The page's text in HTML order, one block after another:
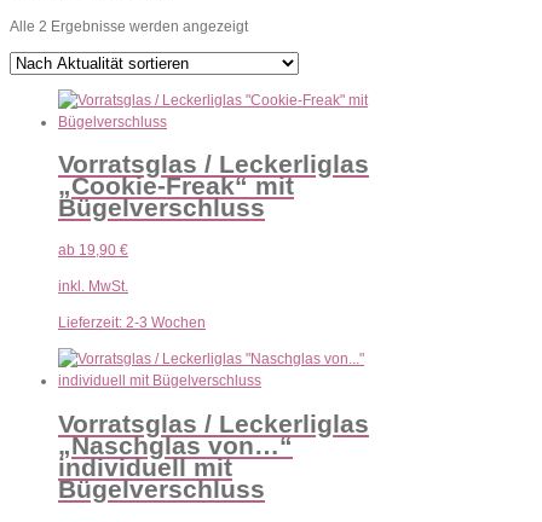
Alle 2 Ergebnisse werden angezeigtNach
sortiert
Vorratsglas / Leckerliglas
„Cookie-Freak“ mit
Bügelverschluss
ab 19,90 €
inkl. MwSt.
Lieferzeit: 2-3 Wochen
Vorratsglas / Leckerliglas
„Naschglas von…“
individuell mit
Bügelverschluss